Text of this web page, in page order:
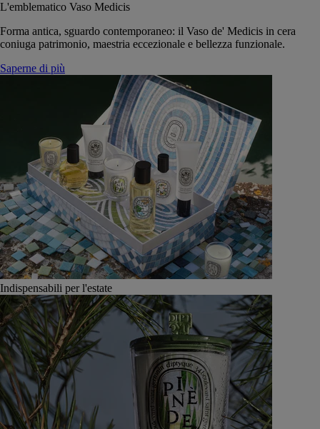
L'emblematico Vaso Medicis
Forma antica, sguardo contemporaneo: il Vaso de' Medicis in cera
coniuga patrimonio, maestria eccezionale e bellezza funzionale.
Saperne di più
Indispensabili per l'estate